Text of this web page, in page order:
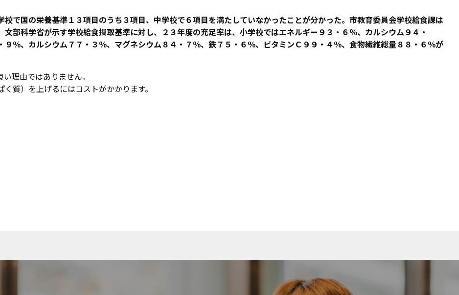
で国の栄養基準１３項目のうち３項目、中学校で６項目を満たしていなかったことが分かった。市教育委員会学校給食課は
部科学省が示す学校給食摂取基準に対し、２３年度の充足率は、小学校ではエネルギー９３・６％、カルシウム９４・
％、カルシウム７７・３％、マグネシウム８４・７％、鉄７５・６％、ビタミンＣ９９・４％、食物繊維総量８８・６％が
理由ではありません。
質）を上げるにはコストがかかります。